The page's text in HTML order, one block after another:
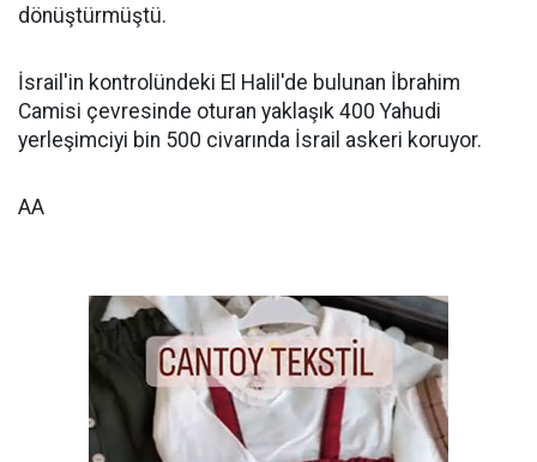
dönüştürmüştü.
İsrail'in kontrolündeki El Halil'de bulunan İbrahim
Camisi çevresinde oturan yaklaşık 400 Yahudi
yerleşimciyi bin 500 civarında İsrail askeri koruyor.
AA